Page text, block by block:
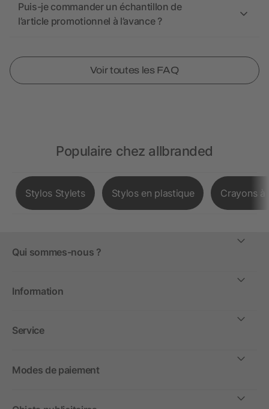
Puis-je commander un échantillon de
l’article promotionnel à l’avance ?
Voir toutes les FAQ
Populaire chez allbranded
Stylos Stylets Stylos en plastique Crayons à
Qui sommes-nous ?
Information
Service
Modes de paiement